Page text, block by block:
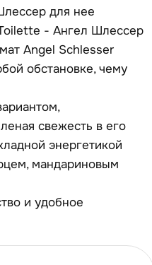
для нее
- Ангел Шлессер
Angel Schlesser
обстановке, чему
свежесть в его
энергетикой
мандариновым
и удобное